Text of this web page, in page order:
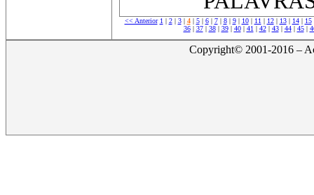
<< Anterior 1 | 2| 3| 4| 5| 6| 7| 8| 9| 10| 11 | 12| 13| 14| 15
36| 37| 38| 39| 40| 41 | 42| 43| 44| 45|
Copyright© 2001-2016 –